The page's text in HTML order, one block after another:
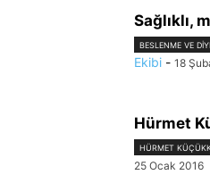
Sağlıklı,
BESLENME VE
Ekibi - 18
Hürmet
HÜRMET
25 Ocak 2016